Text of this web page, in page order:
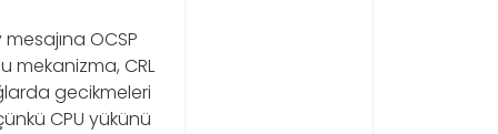
OCSP
mekanizma, CRL
gecikmeleri
CPU yükünü